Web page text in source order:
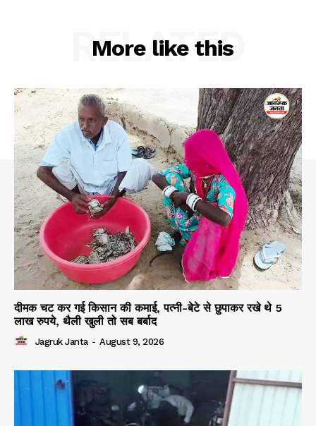
More like this
RELATED
दीमक चट कर गई किसान की कमाई, पत्नी-बेटे से छुपाकर रखे थे 5
लाख रुपये, थैली खुली तो सब बर्बाद
Jagruk Janta - August 9, 2026